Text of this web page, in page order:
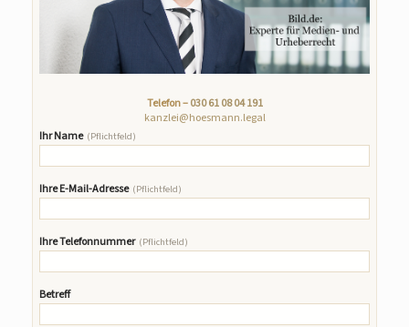
Telefon –030 61 08 04 191
kanzlei@hoesmann.legal
Ihr Name (Pflichtfeld)
Ihre E-Mail-Adresse (Pflichtfeld)
Ihre Telefonnummer (Pflichtfeld)
Betreff